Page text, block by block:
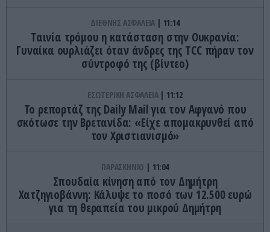
ΔΙΕΘΝΗΣ ΑΣΦΑΛΕΙΑ 11:14
Ταινία τρόμου η κατάσταση στην Ουκρανία:
Γυναίκα ουρλιάζει όταν άνδρες της TCC πήραν τον
σύντροφό της (βίντεο)
ΕΣΩΤΕΡΙΚΗ ΑΣΦΑΛΕΙΑ 11:12
Το ρεπορτάζ της Daily Mail για τον Αφγανό που
σκότωσε την Βρετανίδα: «Είχε απομακρυνθεί από
τον Χριστιανισμό»
ΠΑΡΑΣΚΗΝΙΟ 11:04
Σπουδαία κίνηση από τον Δημήτρη
Χατζηγιοβάννη: Κάλυψε το ποσό των 12.500 ευρώ
για τη θεραπεία του μικρού Δημήτρη